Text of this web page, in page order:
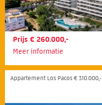
Prijs € 260.000,-
Meer informatie
Appartement Los Pacos € 310.000,-